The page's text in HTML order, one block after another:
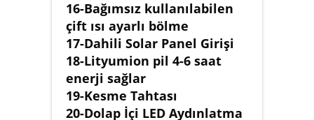
16-Bağımsız kullanılabilen
çift ısı ayarlı bölme
17-Dahili Solar Panel Girişi
18-Lityumion pil 4-6 saat
enerji sağlar
19-Kesme Tahtası
20-Dolap İçi LED Aydınlatma